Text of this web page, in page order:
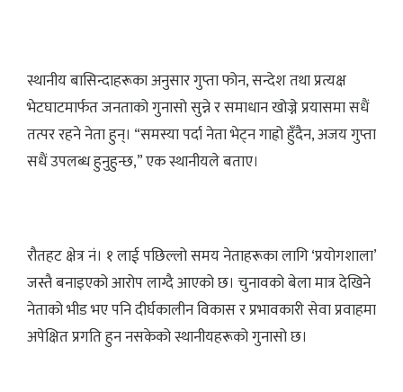
स्थानीय बासिन्दाहरूका अनुसार गुप्ता फोन, सन्देश तथा प्रत्यक्ष
भेटघाटमार्फत जनताको गुनासो सुन्ने र समाधान खोज्ने प्रयासमा सधैं
तत्पर रहने नेता हुन्। “समस्या पर्दा नेता भेट्न गाह्रो हुँदैन, अजय गुप्ता
सधैं उपलब्ध हुनुहुन्छ,” एक स्थानीयले बताए।
रौतहट क्षेत्र नं। १ लाई पछिल्लो समय नेताहरूका लागि ‘प्रयोगशाला’
जस्तै बनाइएको आरोप लाग्दै आएको छ। चुनावको बेला मात्र देखिने
नेताको भीड भए पनि दीर्घकालीन विकास र प्रभावकारी सेवा प्रवाहमा
अपेक्षित प्रगति हुन नसकेको स्थानीयहरूको गुनासो छ।